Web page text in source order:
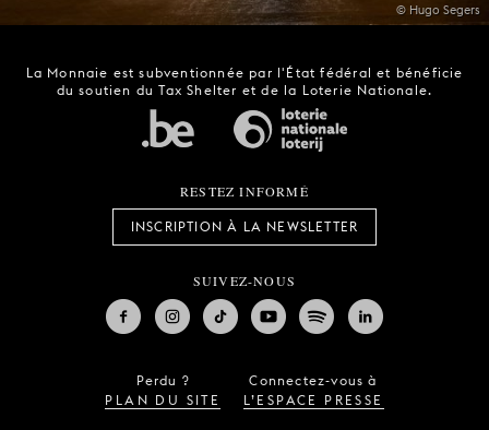
© Hugo Segers
La Monnaie est subventionnée par l'État fédéral et bénéficie
du soutien du Tax Shelter et de la Loterie Nationale.
RESTEZ INFORMÉ
INSCRIPTION À LA NEWSLETTER
SUIVEZ-NOUS
Perdu ?
PLAN DU SITE
Connectez-vous à
L’ESPACE PRESSE